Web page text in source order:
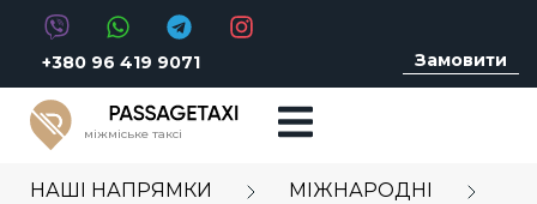
+380 96 419 9071 Замовити
міжміське таксі
НАШІ НАПРЯМКИ
МІЖНАРОДНІ